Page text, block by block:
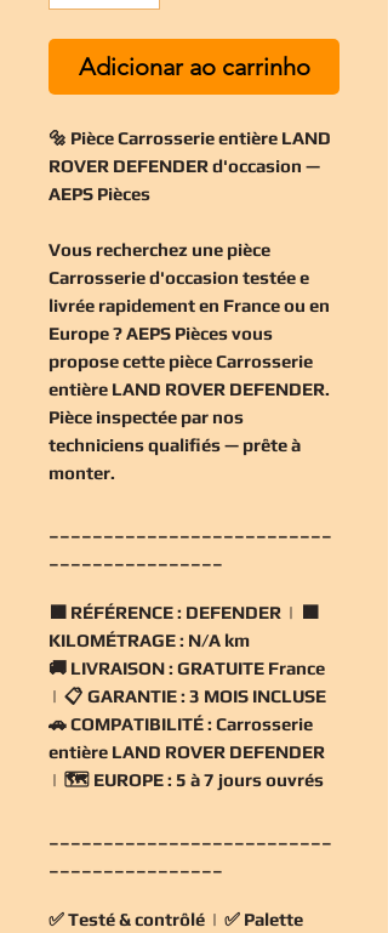
Adicionar ao carrinho
🔩 Pièce Carrosserie entière LAND
ROVER DEFENDER d'occasion —
AEPS Pièces
Vous recherchez une pièce
Carrosserie d'occasion testée e
livrée rapidement en France ou en
Europe ? AEPS Pièces vous
propose cette pièce Carrosserie
entière LAND ROVER DEFENDER.
Pièce inspectée par nos
techniciens qualifiés — prête à
monter.
🟧 RÉFÉRENCE : DEFENDER | 🟧
KILOMÉTRAGE : N/A km
🚚 LIVRAISON : GRATUITE France
| 📋 GARANTIE : 3 MOIS INCLUSE
🚗COMPATIBILITÉ : Carrosserie
entière LAND ROVER DEFENDER
| 🗺️ EUROPE : 5 à 7 jours ouvrés
✅Testé & contrôlé | ✅ Palette